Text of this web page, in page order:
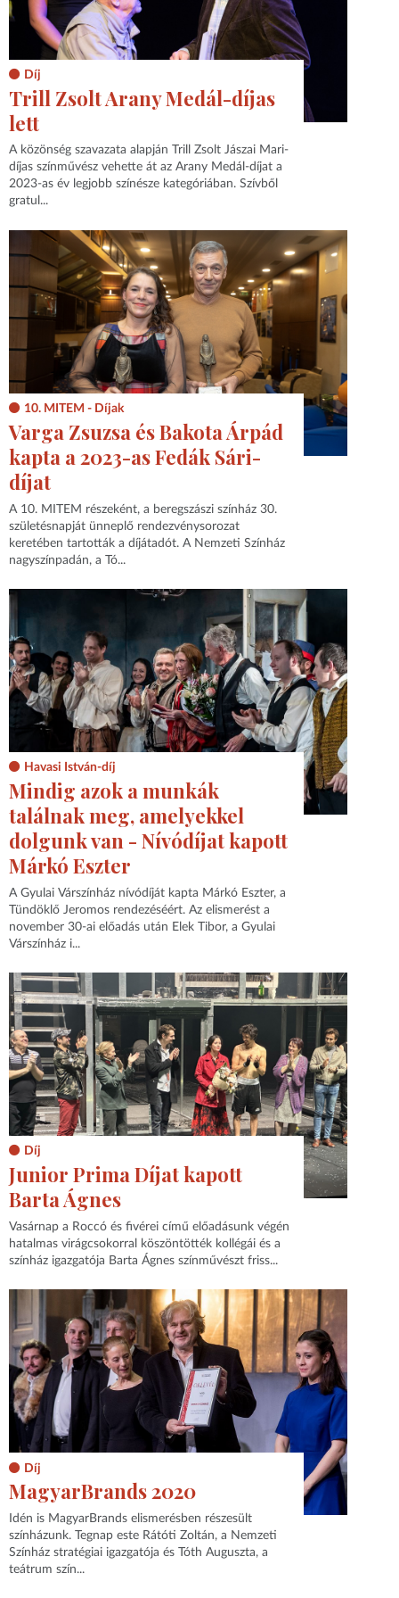
Díj
Trill Zsolt Arany Medál-díjas
lett
A közönség szavazata alapján Trill Zsolt Jászai Mari-
díjas színművész vehette át az Arany Medál-díjat a
2023-as év legjobb színésze kategóriában. Szívből
gratul...
10. MITEM - Díjak
Varga Zsuzsa és Bakota Árpád
kapta a 2023-as Fedák Sári-
díjat
A 10. MITEM részeként, a beregszászi színház 30.
születésnapját ünneplő rendezvénysorozat
keretében tartották a díjátadót. A Nemzeti Színház
nagyszínpadán, a Tó...
Havasi István-díj
Mindig azok a munkák
találnak meg, amelyekkel
dolgunk van - Nívódíjat kapott
Márkó Eszter
A Gyulai Várszínház nívódíját kapta Márkó Eszter, a
Tündöklő Jeromos rendezéséért. Az elismerést a
november 30-ai előadás után Elek Tibor, a Gyulai
Várszínház i...
Díj
Junior Prima Díjat kapott
Barta Ágnes
Vasárnap a Roccó és fivérei című előadásunk végén
hatalmas virágcsokorral köszöntötték kollégái és a
színház igazgatója Barta Ágnes színművészt friss...
Díj
MagyarBrands 2020
Idén is MagyarBrands elismerésben részesült
színházunk. Tegnap este Rátóti Zoltán, a Nemzeti
Színház stratégiai igazgatója és Tóth Auguszta, a
teátrum szín...